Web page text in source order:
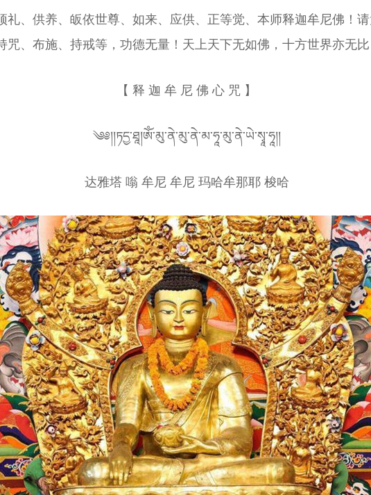
、供养、皈依世尊、如来、应供、正等觉、本师释迦牟尼佛！
、布施、持戒等，功德无量！天上天下无如佛，十方世界亦无
【 释 迦 牟 尼 佛 心 咒 】
༄༅།།ཏདྱ་ཐཱ།ༀ་མུ་ནེ་མུ་ནེ་མ་ཧཱ་མུ་ནེ་ཡེ་སྭཱ་ཧཱ།།
达雅塔 嗡 牟尼 牟尼 玛哈牟那耶 梭哈